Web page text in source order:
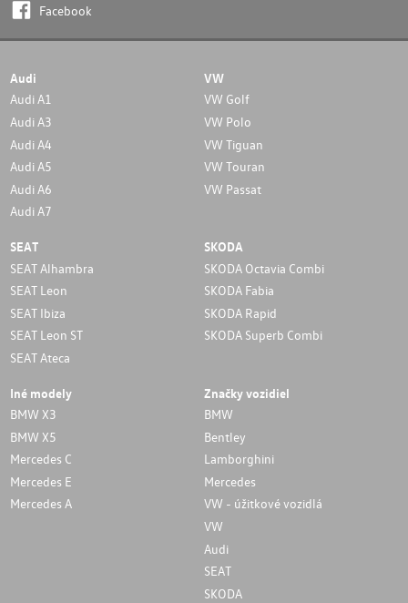
Facebook
Audi
Audi A1
Audi A3
Audi A4
Audi A5
Audi A6
Audi A7
VW
VW Golf
VW Polo
VW Tiguan
VW Touran
VW Passat
SEAT
SEAT Alhambra
SEAT Leon
SEAT Ibiza
SEAT Leon ST
SEAT Ateca
SKODA
SKODA Octavia Combi
SKODA Fabia
SKODA Rapid
SKODA Superb Combi
Iné modely
BMW X3
BMW X5
Mercedes C
Mercedes E
Mercedes A
Značky vozidiel
BMW
Bentley
Lamborghini
Mercedes
VW - úžitkové vozidlá
VW
Audi
SEAT
SKODA